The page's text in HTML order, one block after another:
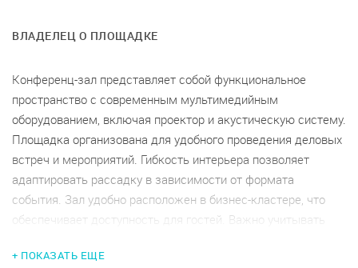
ВЛАДЕЛЕЦ О ПЛОЩАДКЕ
Конференц-зал представляет собой функциональное
пространство с современным мультимедийным
оборудованием, включая проектор и акустическую систему.
Площадка организована для удобного проведения деловых
встреч и мероприятий. Гибкость интерьера позволяет
адаптировать рассадку в зависимости от формата
события. Зал удобно расположен в бизнес-кластере, что
обеспечивает доступность для гостей. Важно учитывать
ограничения по вместимости и времени проведения
+ ПОКАЗАТЬ ЕЩЕ